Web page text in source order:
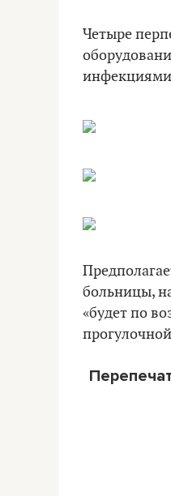
Четыре
больницы,
«будет по